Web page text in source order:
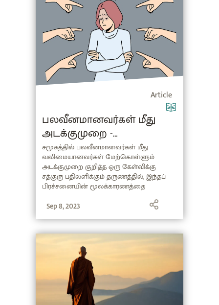
Article
பலவீனமானவர்கள் மீது
அடக்குமுறை -
கையாள்வது எப்படி?
(Bullying in Tamil)
சமூகத்தில் பலவீனமானவர்கள் மீது
வலிமையானவர்கள் மேற்கொள்ளும்
அடக்குமுறை குறித்த ஒரு கேள்விக்கு
சத்குரு பதிலளிக்கும் தருணத்தில், இந்தப்
பிரச்சனையின் மூலக்காரணத்தை
தீர்வு காண்பது என்பதையும் விளக்குகிறார்.
Sep 8, 2023